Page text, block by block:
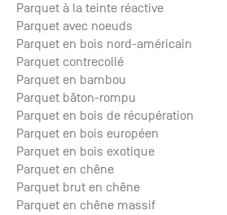
Parquet à la teinte réactive
Parquet avec noeuds
Parquet en bois nord-américain
Parquet contrecollé
Parquet en bambou
Parquet bâton-rompu
Parquet en bois de récupération
Parquet en bois européen
Parquet en bois exotique
Parquet en chêne
Parquet brut en chêne
Parquet en chêne massif